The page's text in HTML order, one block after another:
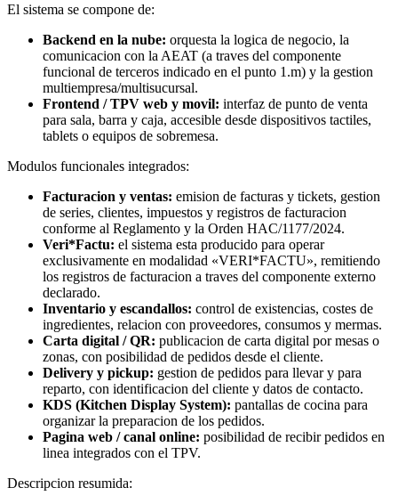
El sistema se compone de:
Backend en la nube: orquesta la logica de negocio, la
comunicacion con la AEAT (a traves del componente
funcional de terceros indicado en el punto 1.m) y la gestion
multiempresa/multisucursal.
Frontend / TPV web y movil: interfaz de punto de venta
para sala, barra y caja, accesible desde dispositivos tactiles,
tablets o equipos de sobremesa.
Modulos funcionales integrados:
Facturacion y ventas: emision de facturas y tickets, gestion
de series, clientes, impuestos y registros de facturacion
conforme al Reglamento y la Orden HAC/1177/2024.
Veri*Factu: el sistema esta producido para operar
exclusivamente en modalidad «VERI*FACTU», remitiendo
los registros de facturacion a traves del componente externo
declarado.
Inventario y escandallos: control de existencias, costes de
ingredientes, relacion con proveedores, consumos y mermas.
Carta digital / QR: publicacion de carta digital por mesas o
zonas, con posibilidad de pedidos desde el cliente.
Delivery y pickup: gestion de pedidos para llevar y para
reparto, con identificacion del cliente y datos de contacto.
KDS (Kitchen Display System): pantallas de cocina para
organizar la preparacion de los pedidos.
Pagina web / canal online: posibilidad de recibir pedidos en
linea integrados con el TPV.
Descripcion resumida: